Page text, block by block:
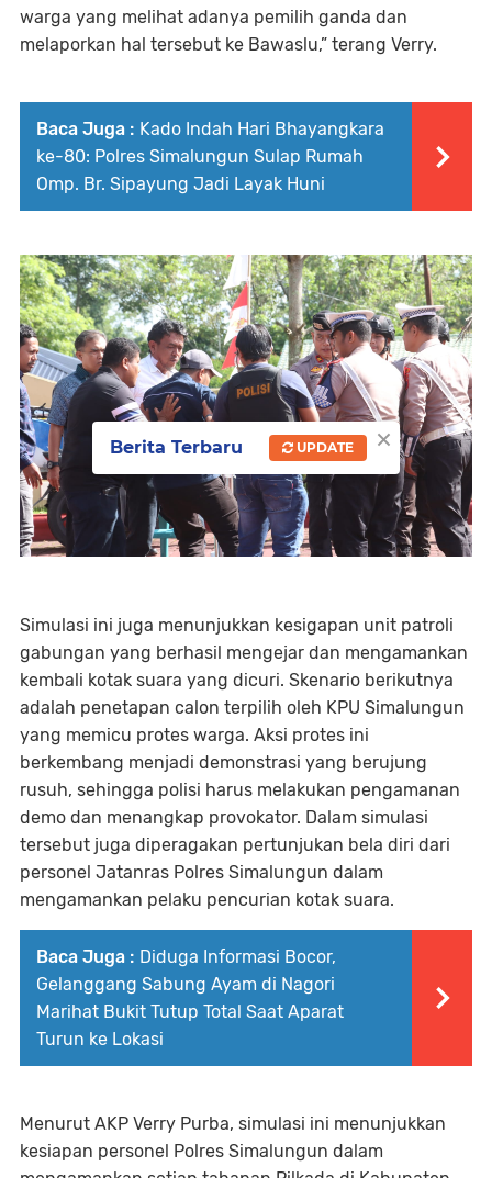
warga yang melihat adanya pemilih ganda dan
melaporkan hal tersebut ke Bawaslu,” terang Verry.
Baca Juga : Kado Indah Hari Bhayangkara
ke-80: Polres Simalungun Sulap Rumah
Omp. Br. Sipayung Jadi Layak Huni
Simulasi ini juga menunjukkan kesigapan unit patroli
gabungan yang berhasil mengejar dan mengamankan
kembali kotak suara yang dicuri. Skenario berikutnya
adalah penetapan calon terpilih oleh KPU Simalungun
yang memicu protes warga. Aksi protes ini
berkembang menjadi demonstrasi yang berujung
rusuh, sehingga polisi harus melakukan pengamanan
demo dan menangkap provokator. Dalam simulasi
tersebut juga diperagakan pertunjukan bela diri dari
personel Jatanras Polres Simalungun dalam
mengamankan pelaku pencurian kotak suara.
Baca Juga : Diduga Informasi Bocor,
Gelanggang Sabung Ayam di Nagori
Marihat Bukit Tutup Total Saat Aparat
Turun ke Lokasi
Menurut AKP Verry Purba, simulasi ini menunjukkan
kesiapan personel Polres Simalungun dalam
×
Berita Terbaru UPDATE